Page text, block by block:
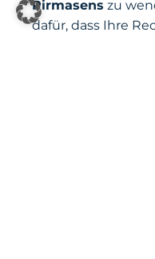
Pirmasens zu
dafür, dass Ihre